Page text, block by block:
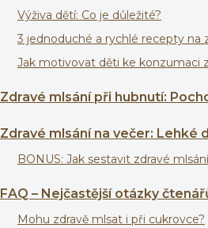
Výživa dětí: Co je důležité?
3 jednoduché a rychlé recepty na
Jak motivovat děti ke konzumaci
Zdravé mlsání při hubnutí:
Zdravé mlsání na večer: Lehké
BONUS: Jak sestavit zdravé
FAQ – Nejčastější otázky
Mohu zdravě mlsat i při cukrovce?